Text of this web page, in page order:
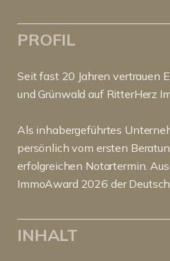
PROFIL
Seit fast 20 Jahren vertrauen
und Grünwald auf RitterHerz
Als inhabergeführtes
persönlich vom ersten
erfolgreichen Notartermin.
ImmoAward 2026 der
INHALT